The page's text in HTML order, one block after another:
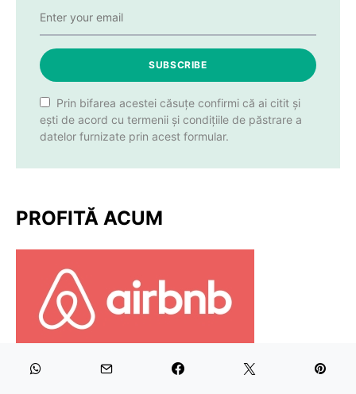
SUBSCRIBE
Prin bifarea acestei căsuțe confirmi că ai citit și
ești de acord cu termenii și condițiile de păstrare a
datelor furnizate prin acest formular.
PROFITĂ ACUM